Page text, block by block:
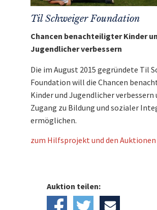
Til Schweiger Foundation
Chancen benachteiligter Kinder
Jugendlicher verbessern
Die im August 2015 gegründete Til
Foundation will die Chancen
Kinder und Jugendlicher verbessern
Zugang zu Bildung und sozialer
ermöglichen.
zum Hilfsprojekt und den Auktionen
Auktion teilen: